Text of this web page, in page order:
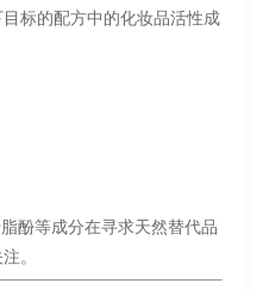
标的配方中的化妆品活性成
酚等成分在寻求天然替代品
。